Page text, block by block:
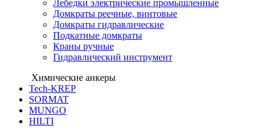
Лебедки электрические промышленные
Домкраты реечные, винтовые
Домкраты гидравлические
Подкатные домкраты
Краны ручные
Гидравлический инструмент
Химические анкеры
Tech-KREP
SORMAT
MUNGO
HILTI